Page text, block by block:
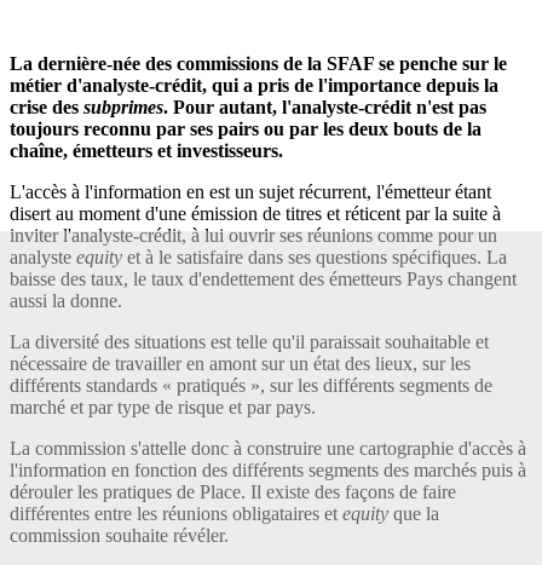
La dernière-née des commissions de la SFAF se penche sur le
métier d'analyste-crédit, qui a pris de l'importance depuis la
crise des subprimes. Pour autant, l'analyste-crédit n'est pas
toujours reconnu par ses pairs ou par les deux bouts de la
chaîne, émetteurs et investisseurs.
L'accès à l'information en est un sujet récurrent, l'émetteur étant
disert au moment d'une émission de titres et réticent par la suite à
inviter l'analyste-crédit, à lui ouvrir ses réunions comme pour un
analyste equity et à le satisfaire dans ses questions spécifiques. La
baisse des taux, le taux d'endettement des émetteurs Pays changent
aussi la donne.
La diversité des situations est telle qu'il paraissait souhaitable et
nécessaire de travailler en amont sur un état des lieux, sur les
différents standards « pratiqués », sur les différents segments de
marché et par type de risque et par pays.
La commission s'attelle donc à construire une cartographie d'accès à
l'information en fonction des différents segments des marchés puis à
dérouler les pratiques de Place. Il existe des façons de faire
différentes entre les réunions obligataires et equity que la
commission souhaite révéler.